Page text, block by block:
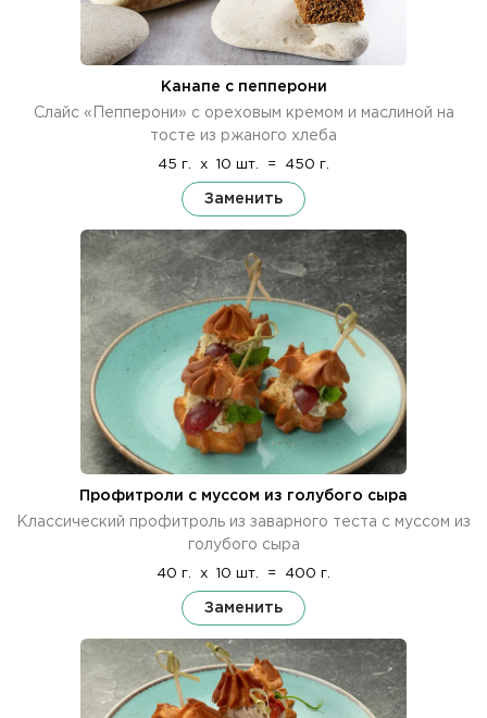
Канапе с пепперони
Слайс «Пепперони» с ореховым кремом и маслиной на
тосте из ржаного хлеба
45 г. x 10 шт. = 450 г.
Заменить
Профитроли с муссом из голубого сыра
Классический профитроль из заварного теста с муссом из
голубого сыра
40 г. x 10 шт. = 400 г.
Заменить